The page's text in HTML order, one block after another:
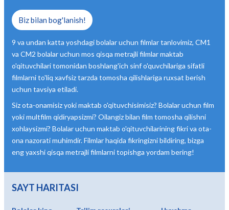
Biz bilan bog'lanish!
9 va undan katta yoshdagi bolalar uchun filmlar tanlovimiz, CM1
va CM2 bolalar uchun mos qisqa metrajli filmlar maktab
o'qituvchilari tomonidan boshlang'ich sinf o'quvchilariga sifatli
filmlarni to'liq xavfsiz tarzda tomosha qilishlariga ruxsat berish
uchun tavsiya etiladi.
Siz ota-onamisiz yoki maktab o'qituvchisimisiz? Bolalar uchun film
yoki multfilm qidiryapsizmi? Oilangiz bilan film tomosha qilishni
xohlaysizmi? Bolalar uchun maktab o'qituvchilarining fikri va ota-
ona nazorati muhimdir. Filmlar haqida fikringizni bildiring, bizga
eng yaxshi qisqa metrajli filmlarni topishga yordam bering!
SAYT HARITASI